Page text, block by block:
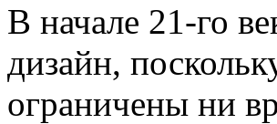
В начале 21-го
дизайн,
ограничены ни